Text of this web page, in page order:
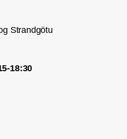
peysur og fl.
Strandgötu
18:30